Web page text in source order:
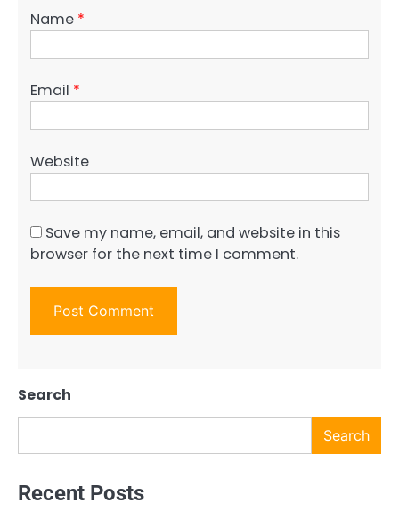
Name *
Email *
Website
Save my name, email, and website in this
browser for the next time I comment.
Search
Search
Recent Posts